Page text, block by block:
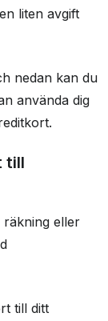
liten avgift
nedan kan du
använda dig
till
räkning eller
till ditt